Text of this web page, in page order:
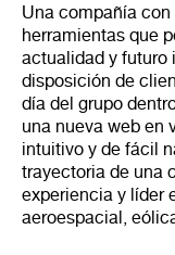
Una compañía
herramientas que
actualidad y futuro
disposición de
día del grupo
una nueva web en
intuitivo y de fácil
trayectoria de una
experiencia y líder
aeroespacial,